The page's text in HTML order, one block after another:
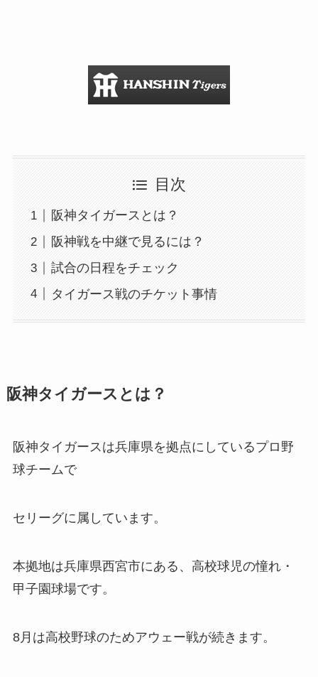
目次
阪神タイガースとは？
阪神戦を中継で見るには？
試合の日程をチェック
タイガース戦のチケット事情
阪神タイガースとは？
阪神タイガースは兵庫県を拠点にしているプロ野
球チームで
セリーグに属しています。
本拠地は兵庫県西宮市にある、高校球児の憧れ・
甲子園球場です。
8月は高校野球のためアウェー戦が続きます。